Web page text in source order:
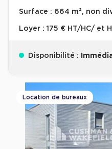
Surface : 664 m², non
Loyer : 175 € HT/HC/ et
Disponibilité :
Location de bureaux